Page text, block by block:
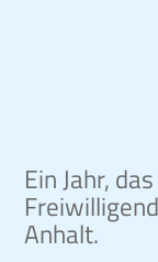
Ein Jahr,
Anhalt.